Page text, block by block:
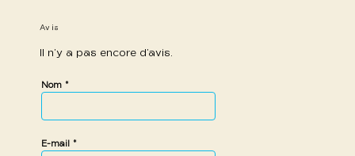
Avis
Il n’y a pas encore d’avis.
Nom *
E-mail *